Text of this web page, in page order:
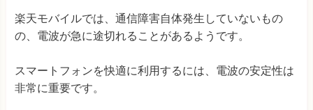
楽天モバイルでは、通信障害自体発生していないもの
の、電波が急に途切れることがあるようです。
スマートフォンを快適に利用するには、電波の安定性は
非常に重要です。